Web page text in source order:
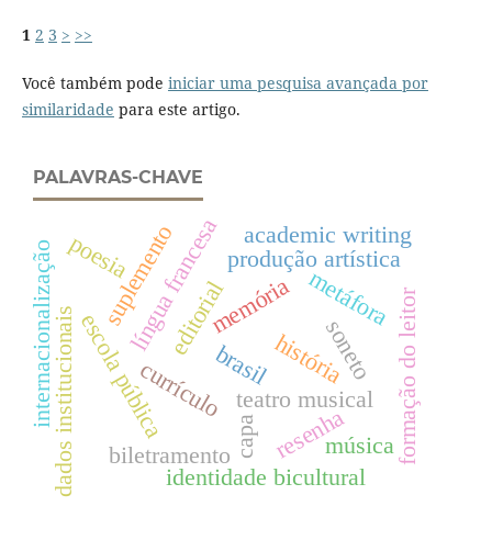
1 2 3 > >>
Você também pode iniciar uma pesquisa avançada por
similaridade para este artigo.
PALAVRAS-CHAVE
teatro musical
brasilhistória
resenha
editorial
língua francesa
escola públicacurrículo
memória
dados institucionais
produção artística
biletramento
identidade bicultural
capa
suplemento
poesia
músicaformação do leitor
soneto
academic writing
metáfora
internacionalização